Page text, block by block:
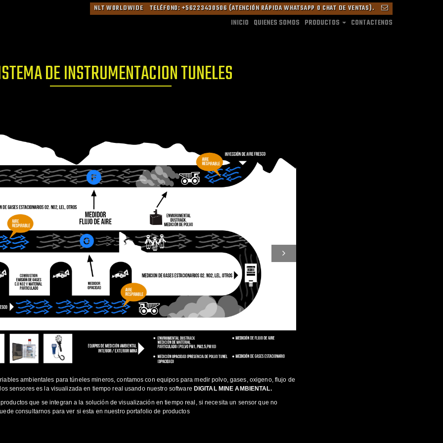
NLT WORLDWIDE TELÉFONO: +56223430506 (ATENCIÓN RÁPIDA WHATSAPP O CHAT DE VENTAS).
INICIO QUIENES SOMOS PRODUCTOS CONTACTENOS
DE INSTRUMENTACION TUNELES
ambientales para túneles mineros, contamos con equipos para medir polvo, gases, oxigeno, flujo de
sensores es la visualizada en tiempo real usando nuestro software DIGITAL MINE AMBIENTAL.
que se integran a la solución de visualización en tiempo real, si necesita un sensor que no
consultarnos para ver si esta en nuestro portafolio de productos